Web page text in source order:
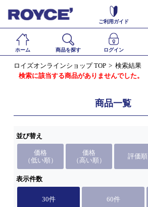
ご利用ガイド
ホーム 商品を探す ログイン
ロイズオンラインショップ TOP
検索結果
検索に該当する商品がありませんでした。
商品一覧
並び替え
価格
（低い順）
価格
（高い順）
評価順
表示件数
30件 60件